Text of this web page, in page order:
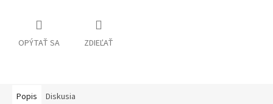
OPÝTAŤ SA ZDIEĽAŤ
Popis Diskusia